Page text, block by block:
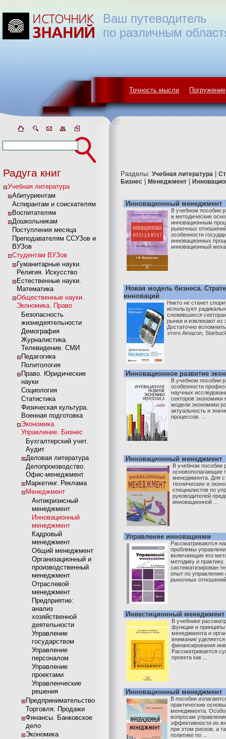
Точность мысли Погружение
Ваш путеводитель
по различным
Радуга книг
Учебная литература
Абитуриентам
Аспирантам и соискателям
Воспитателям
Дошкольникам
Поступления месяца
Преподавателям ССУЗов и
ВУЗов
Студентам ВУЗов
Гуманитарные науки.
Религия. Искусство
Естественные науки.
Математика
Общественные науки.
Экономика. Право
Безопасность
жизнедеятельности
Демография
Журналистика.
Телевидение. СМИ
Педагогика
Политология
Право. Юридические
науки
Социология
Статистика
Физическая культура.
Военная подготовка
Экономика.
Управление. Бизнес
Бухгалтерский учет.
Аудит
Деловая литература
Делопроизводство.
Офис-менеджмент
Маркетинг. Реклама
Менеджмент
Антикризисный
менеджмент
Инновационный
менеджмент
Кадровый
менеджмент
Общий менеджмент
Организационный и
производственный
менеджмент
Отраслевой
менеджмент
Предприятие:
анализ
хозяйственной
деятельности
Управление
государством
Управление
персоналом
Управление
проектами
Управленческие
решения
Предпринимательство
Торговля. Продажи
Финансы. Банковское
дело
Экономика
Разделы: Учебная литература
Бизнес
Менеджмент
Инновационный менеджмент
В учебном пособии
и методические
инновационным
рыночных
особенности
инновационных
инновационный
Новая модель бизнеса.
инноваций
Никто не станет
используют
сложившихся
рынки и извлекают из
Достаточно
этого Amazon,
Инновационное развитие
В учебном пособии
особенности
научных
секторов экономики
модели экономики
актуальность и
процессов. ...
Инновационный менеджмент
В учебном пособии
основополагающие
менеджмента. Для
технических и
специалистов по
руководителей
инновационной ...
Управление инновациями
Рассматриваются
проблемы
включающие его
методику и
систематизирован
опыт по управлению
рыночных
Инвестиционный менеджмент
В учебнике
функции и принципы
менеджмента и
внимание
финансирования
Рассматривается
проекта как ...
Инновационный менеджмент
В пособии
практические
менеджмента.
вопросам
эффективности их
при этом рисков, а
политике по ...